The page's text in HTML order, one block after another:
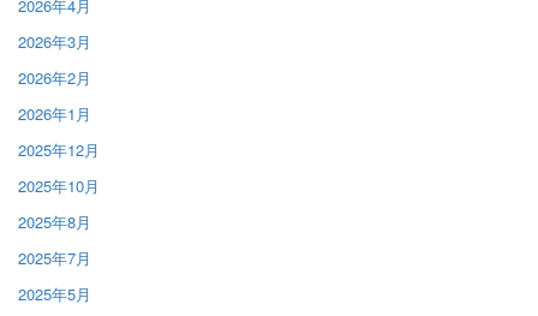
2026年4月
2026年3月
2026年2月
2026年1月
2025年12月
2025年10月
2025年8月
2025年7月
2025年5月